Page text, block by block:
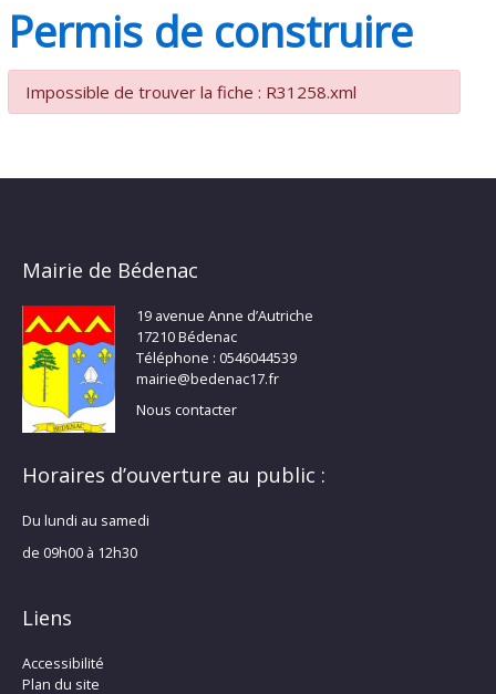
Permis de construire
Impossible de trouver la fiche : R31258.xml
Mairie de Bédenac
19 avenue Anne d’Autriche
17210 Bédenac
Téléphone : 0546044539
mairie@bedenac17.fr
Nous contacter
Horaires d’ouverture au public :
Du lundi au samedi
de 09h00 à 12h30
Liens
Accessibilité
Plan du site